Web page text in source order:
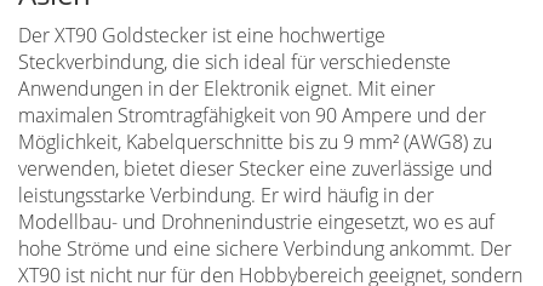
Der XT90 Goldstecker ist eine hochwertige
Steckverbindung, die sich ideal für verschiedenste
Anwendungen in der Elektronik eignet. Mit einer
maximalen Stromtragfähigkeit von 90 Ampere und der
Möglichkeit, Kabelquerschnitte bis zu 9 mm² (AWG8) zu
verwenden, bietet dieser Stecker eine zuverlässige und
leistungsstarke Verbindung. Er wird häufig in der
Modellbau- und Drohnenindustrie eingesetzt, wo es auf
hohe Ströme und eine sichere Verbindung ankommt. Der
XT90 ist nicht nur für den Hobbybereich geeignet, sondern